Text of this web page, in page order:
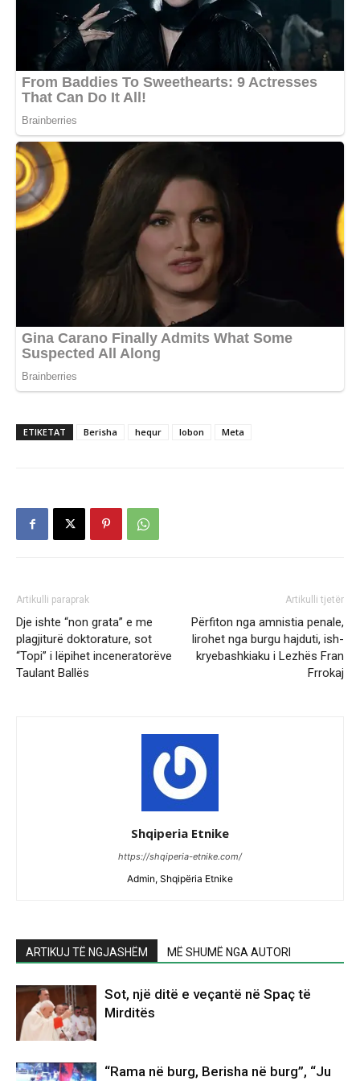
ETIKETAT Berisha hequr lobon Meta
Artikulli paraprak
Dje ishte “non grata” e me
plagjiturë doktorature, sot
“Topi” i lëpihet inceneratorëve
Taulant Ballës
Artikulli tjetër
Përfiton nga amnistia penale,
lirohet nga burgu hajduti, ish-
kryebashkiaku i Lezhës Fran
Frrokaj
Shqiperia Etnike
https://shqiperia-etnike.com/
Admin, Shqipëria Etnike
ARTIKUJ TË NGJASHËM MË SHUMË NGA AUTORI
Sot, një ditë e veçantë në Spaç të
Mirditës
“Rama në burg, Berisha në burg”, “Ju